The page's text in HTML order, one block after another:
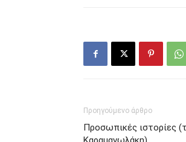
Προηγούμενο άρθρο
Προσωπικές ιστορίες